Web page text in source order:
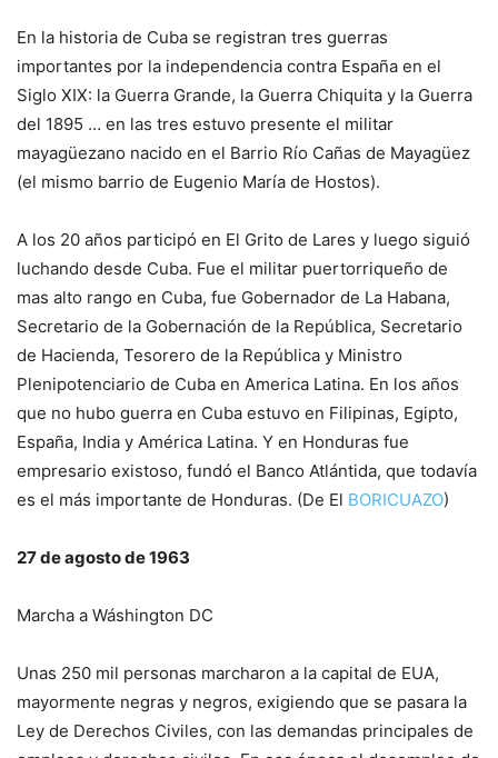
En la historia de Cuba se registran tres guerras
importantes por la independencia contra España en el
Siglo XIX: la Guerra Grande, la Guerra Chiquita y la Guerra
del 1895 … en las tres estuvo presente el militar
mayagüezano nacido en el Barrio Río Cañas de Mayagüez
(el mismo barrio de Eugenio María de Hostos).
A los 20 años participó en El Grito de Lares y luego siguió
luchando desde Cuba. Fue el militar puertorriqueño de
mas alto rango en Cuba, fue Gobernador de La Habana,
Secretario de la Gobernación de la República, Secretario
de Hacienda, Tesorero de la República y Ministro
Plenipotenciario de Cuba en America Latina. En los años
que no hubo guerra en Cuba estuvo en Filipinas, Egipto,
España, India y América Latina. Y en Honduras fue
empresario existoso, fundó el Banco Atlántida, que todavía
es el más importante de Honduras. (De El BORICUAZO)
27 de agosto de 1963
Marcha a Wáshington DC
Unas 250 mil personas marcharon a la capital de EUA,
mayormente negras y negros, exigiendo que se pasara la
Ley de Derechos Civiles, con las demandas principales de